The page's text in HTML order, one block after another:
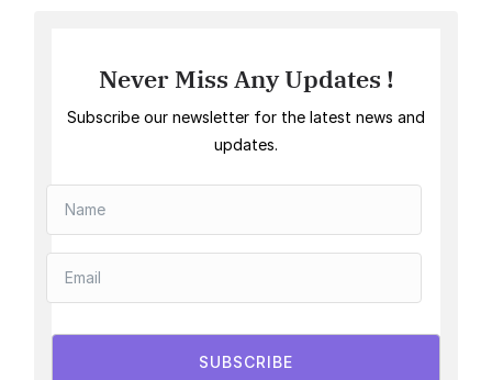
Never Miss Any Updates !
Subscribe our newsletter for the latest news and
updates.
SUBSCRIBE